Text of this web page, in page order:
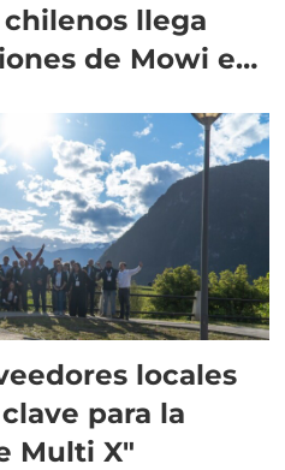
llega
de Mowi en
locales
para la
Multi X"